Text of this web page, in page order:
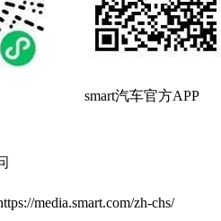
smart汽车官方APP
media.smart.com/zh-chs/